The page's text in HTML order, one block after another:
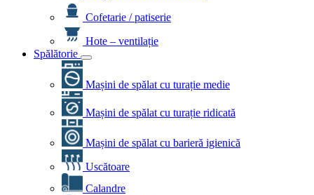
Cofetarie / patiserie
Hote – ventilație
Spălătorie
Mașini de spălat cu turație medie
Mașini de spălat cu turație ridicată
Mașini de spălat cu barieră igienică
Uscătoare
Calandre